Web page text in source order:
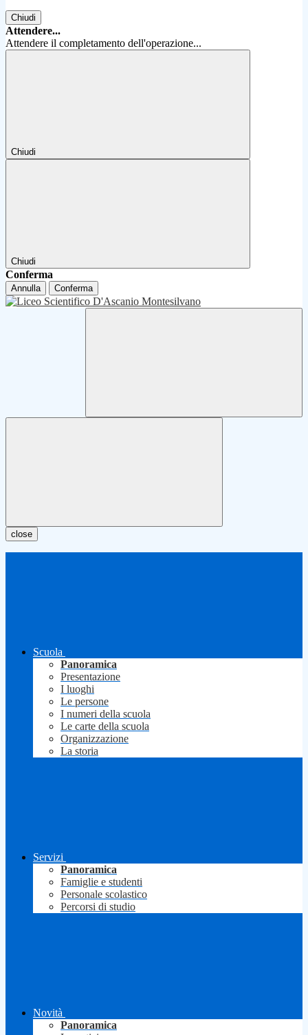
Chiudi
Attendere...
Attendere il completamento dell'operazione...
Chiudi
Chiudi
Conferma
Annulla Conferma
close
Scuola
Panoramica
Presentazione
I luoghi
Le persone
I numeri della scuola
Le carte della scuola
Organizzazione
La storia
Servizi
Panoramica
Famiglie e studenti
Personale scolastico
Percorsi di studio
Novità
Panoramica